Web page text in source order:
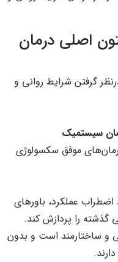
اصلی درمان
گرفتن شرایط روانی و
سیستمیک
موفق سکسولوژی
عملکرد، باورهای
گذشته را پردازش کند.
و ساختارمند است و بدون